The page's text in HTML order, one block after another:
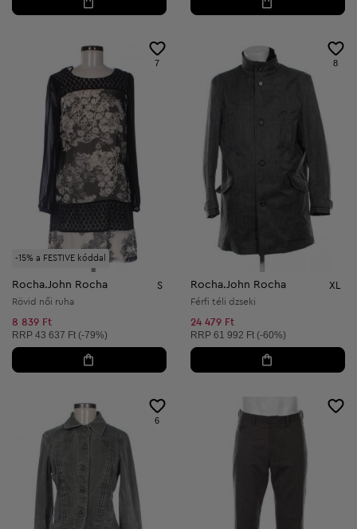
-15% a FESTIVE kóddal
7
Rocha.John Rocha S
Rövid női ruha
8 839 Ft
Ajánlott ár:
RRP 43 637 Ft (-79%)
8
Rocha.John Rocha XL
Férfi téli dzseki
24 479 Ft
Ajánlott ár:
RRP 61 992 Ft (-60%)
6